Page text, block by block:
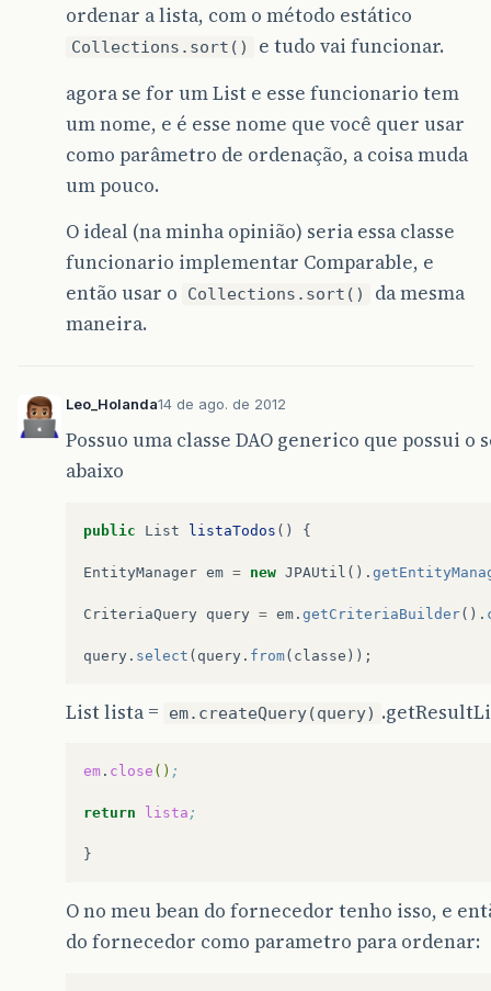
ordenar a lista, com o método estático
Collections.sort()
e tudo vai funcionar.
agora se for um List e esse funcionario tem
um nome, e é esse nome que você quer usar
como parâmetro de ordenação, a coisa muda
um pouco.
O ideal (na minha opinião) seria essa classe
funcionario implementar Comparable, e
então usar o
Collections.sort()
da mesma
maneira.
Leo_Holanda14 de ago. de 2012
Possuo uma classe DAO generico que possui o
abaixo
public List listaTodos () {
EntityManager em = new JPAUtil ().
CriteriaQuery query = em . getCriteriaBuilder().
query . select ( query . from( classe ));
List lista = em.createQuery(query)
em . close () ;
return lista ;
O no meu bean do fornecedor tenho isso, e
do fornecedor como parametro para ordenar: